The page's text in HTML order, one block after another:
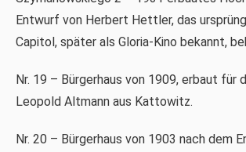
Entwurf von Herbert Hettler, das
Capitol, später als Gloria-Kino bekannt,
Nr. 19 – Bürgerhaus von 1909, erbaut für
Leopold Altmann aus Kattowitz.
Nr. 20 – Bürgerhaus von 1903 nach dem